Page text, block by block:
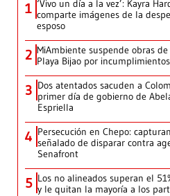
1 ‘Vivo un día a la vez’: Kayra
comparte imágenes de la
esposo
2 MiAmbiente suspende obras
Playa Bijao por incumplimientos
3 Dos atentados sacuden a
primer día de gobierno de
Espriella
4 Persecución en Chepo:
señalado de disparar contra
Senafront
5 Los no alineados superan el
y le quitan la mayoría a los